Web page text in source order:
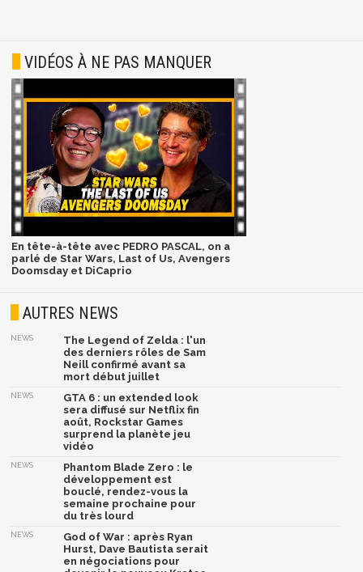
VIDÉOS À NE PAS MANQUER
En tête-à-tête avec PEDRO PASCAL, on a
parlé de Star Wars, Last of Us, Avengers
Doomsday et DiCaprio
AUTRES NEWS
NEWS
The Legend of Zelda : l'un
des derniers rôles de Sam
Neill confirmé avant sa
mort début juillet
NEWS
GTA 6 : un extended look
sera diffusé sur Netflix fin
août, Rockstar Games
surprend la planète jeu
vidéo
NEWS
Phantom Blade Zero : le
développement est
bouclé, rendez-vous la
semaine prochaine pour
du très lourd
NEWS
God of War : après Ryan
Hurst, Dave Bautista serait
en négociations pour